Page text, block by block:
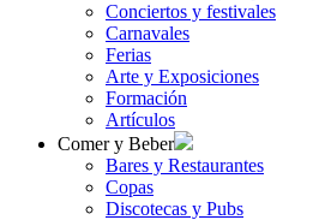
Conciertos y festivales
Carnavales
Ferias
Arte y Exposiciones
Formación
Artículos
Comer y Beber
Bares y Restaurantes
Copas
Discotecas y Pubs